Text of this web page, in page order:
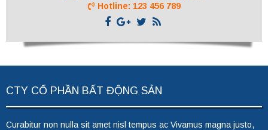
Hotline: 123 456 789
CTY CỔ PHẦN BẤT ĐỘNG SẢN
Curabitur non nulla sit amet nisl tempus ac Vivamus magna justo,